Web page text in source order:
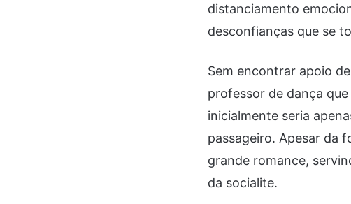
distanciamento
desconfianças que se
Sem encontrar apoio
professor de dança
inicialmente seria
passageiro. Apesar da
grande romance,
da socialite.